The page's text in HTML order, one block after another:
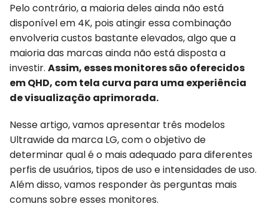
Pelo contrário, a maioria deles ainda não está
disponível em 4K, pois atingir essa combinação
envolveria custos bastante elevados, algo que a
maioria das marcas ainda não está disposta a
investir. Assim, esses monitores são oferecidos
em QHD, com tela curva para uma experiência
de visualização aprimorada.
Nesse artigo, vamos apresentar três modelos
Ultrawide da marca LG, com o objetivo de
determinar qual é o mais adequado para diferentes
perfis de usuários, tipos de uso e intensidades de uso.
Além disso, vamos responder às perguntas mais
comuns sobre esses monitores.